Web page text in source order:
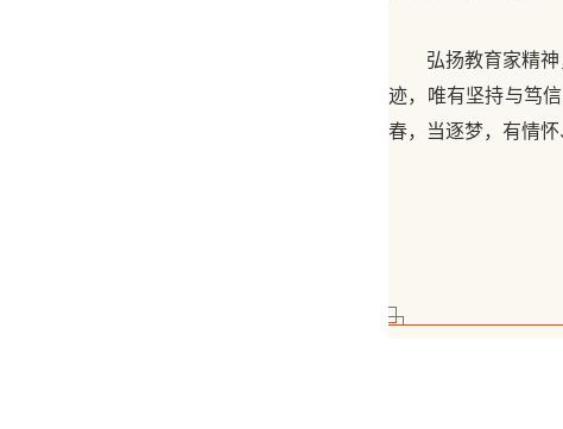
弘扬教育家精
迹，唯有坚持与笃
春，当逐梦，有情